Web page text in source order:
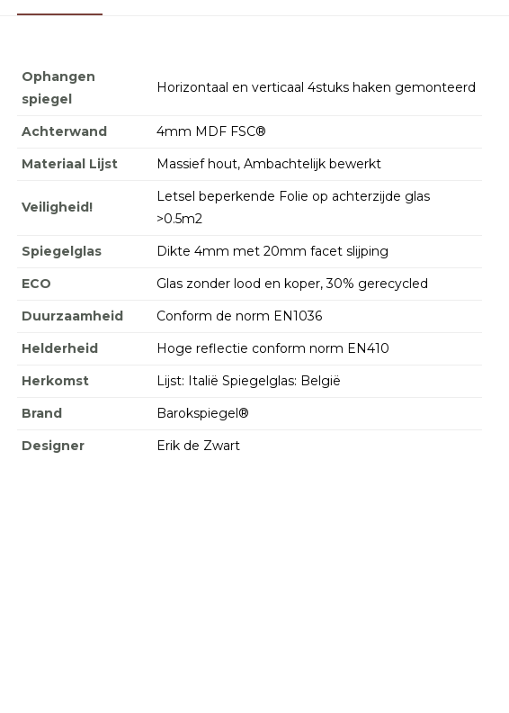
Ophangen
spiegel
Horizontaal en verticaal 4stuks haken gemonteerd
Achterwand
4mm MDF FSC®
Materiaal Lijst
Massief hout, Ambachtelijk bewerkt
Veiligheid!
Letsel beperkende Folie op achterzijde glas
>0.5m2
Spiegelglas
Dikte 4mm met 20mm facet slijping
ECO
Glas zonder lood en koper, 30% gerecycled
Duurzaamheid
Conform de norm EN1036
Helderheid
Hoge reflectie conform norm EN410
Herkomst
Lijst: Italië Spiegelglas: België
Brand
Barokspiegel®
Designer
Erik de Zwart